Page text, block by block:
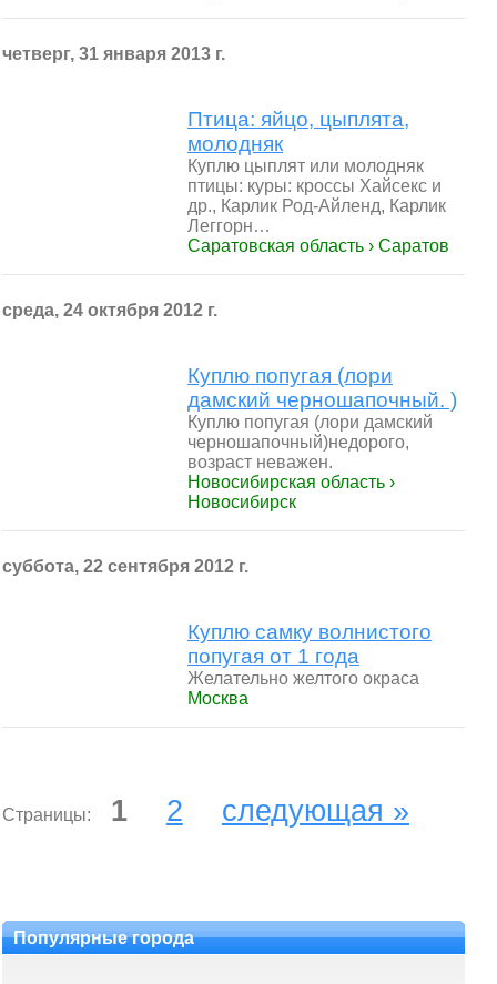
четверг, 31 января 2013 г.
Птица: яйцо, цыплята,
молодняк
Куплю цыплят или молодняк
птицы: куры: кроссы Хайсекс и
др., Карлик Род-Айленд, Карлик
Леггорн…
Саратовская область › Саратов
среда, 24 октября 2012 г.
Куплю попугая (лори
дамский черношапочный. )
Куплю попугая (лори дамский
черношапочный)недорого,
возраст неважен.
Новосибирская область ›
Новосибирск
суббота, 22 сентября 2012 г.
Куплю самку волнистого
попугая от 1 года
Желательно желтого окраса
Москва
Страницы: 1 2 следующая »
Популярные города